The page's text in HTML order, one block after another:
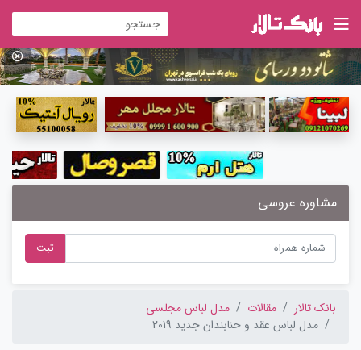
مشاوره عروسی
ثبت
بانک تالار مقالات
مدل لباس مجلسی
مدل لباس عقد و حنابندان جدید 2019